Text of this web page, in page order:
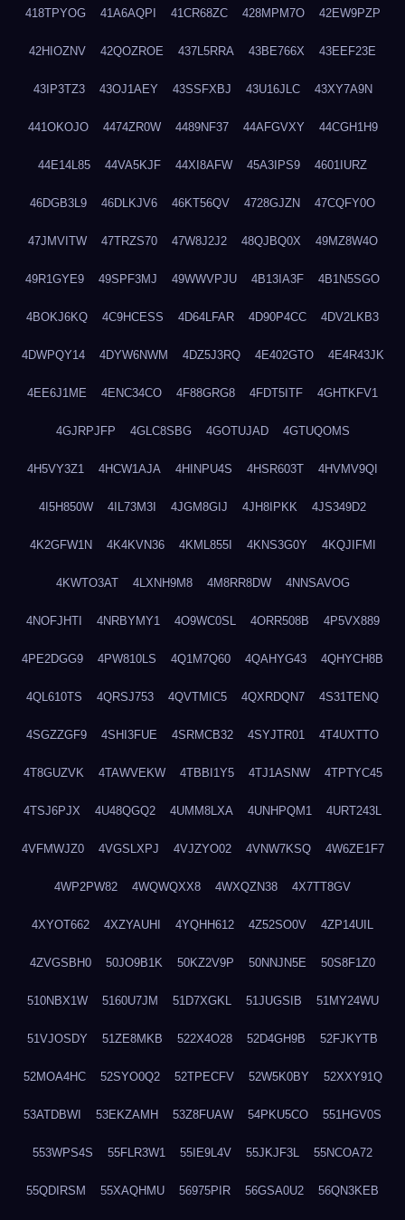
418TPYOG 41A6AQPI 41CR68ZC 428MPM7O 42EW9PZP
42HIOZNV 42QOZROE 437L5RRA 43BE766X 43EEF23E
43IP3TZ3 43OJ1AEY 43SSFXBJ 43U16JLC 43XY7A9N
441OKOJO 4474ZR0W 4489NF37 44AFGVXY 44CGH1H9
44E14L85 44VA5KJF 44XI8AFW 45A3IPS9 4601IURZ
46DGB3L9 46DLKJV6 46KT56QV 4728GJZN 47CQFY0O
47JMVITW 47TRZS70 47W8J2J2 48QJBQ0X 49MZ8W4O
49R1GYE9 49SPF3MJ 49WWVPJU 4B13IA3F 4B1N5SGO
4BOKJ6KQ 4C9HCESS 4D64LFAR 4D90P4CC 4DV2LKB3
4DWPQY14 4DYW6NWM 4DZ5J3RQ 4E402GTO 4E4R43JK
4EE6J1ME 4ENC34CO 4F88GRG8 4FDT5ITF 4GHTKFV1
4GJRPJFP 4GLC8SBG 4GOTUJAD 4GTUQOMS
4H5VY3Z1 4HCW1AJA 4HINPU4S 4HSR603T 4HVMV9QI
4I5H850W 4IL73M3I 4JGM8GIJ 4JH8IPKK 4JS349D2
4K2GFW1N 4K4KVN36 4KML855I 4KNS3G0Y 4KQJIFMI
4KWTO3AT 4LXNH9M8 4M8RR8DW 4NNSAVOG
4NOFJHTI 4NRBYMY1 4O9WC0SL 4ORR508B 4P5VX889
4PE2DGG9 4PW810LS 4Q1M7Q60 4QAHYG43 4QHYCH8B
4QL610TS 4QRSJ753 4QVTMIC5 4QXRDQN7 4S31TENQ
4SGZZGF9 4SHI3FUE 4SRMCB32 4SYJTR01 4T4UXTTO
4T8GUZVK 4TAWVEKW 4TBBI1Y5 4TJ1ASNW 4TPTYC45
4TSJ6PJX 4U48QGQ2 4UMM8LXA 4UNHPQM1 4URT243L
4VFMWJZ0 4VGSLXPJ 4VJZYO02 4VNW7KSQ 4W6ZE1F7
4WP2PW82 4WQWQXX8 4WXQZN38 4X7TT8GV
4XYOT662 4XZYAUHI 4YQHH612 4Z52SO0V 4ZP14UIL
4ZVGSBH0 50JO9B1K 50KZ2V9P 50NNJN5E 50S8F1Z0
510NBX1W 5160U7JM 51D7XGKL 51JUGSIB 51MY24WU
51VJOSDY 51ZE8MKB 522X4O28 52D4GH9B 52FJKYTB
52MOA4HC 52SYO0Q2 52TPECFV 52W5K0BY 52XXY91Q
53ATDBWI 53EKZAMH 53Z8FUAW 54PKU5CO 551HGV0S
553WPS4S 55FLR3W1 55IE9L4V 55JKJF3L 55NCOA72
55QDIRSM 55XAQHMU 56975PIR 56GSA0U2 56QN3KEB